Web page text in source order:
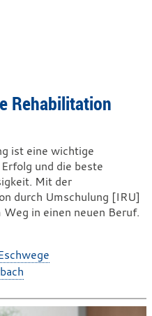
Rehabilitation
ist eine wichtige
und die beste
Mit der
durch Umschulung [IRU]
in einen neuen Beruf.